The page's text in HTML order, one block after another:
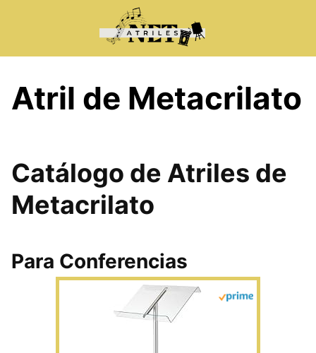
Atril de Metacrilato
Catálogo de Atriles de
Metacrilato
Para Conferencias